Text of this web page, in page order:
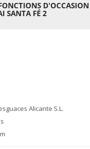
D'OCCASION
SANTA FÉ 2
Alicante S.L.